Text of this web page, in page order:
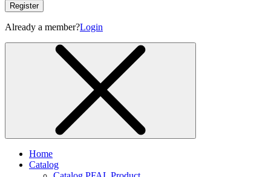
Register
Already a member?Login
Home
Catalog